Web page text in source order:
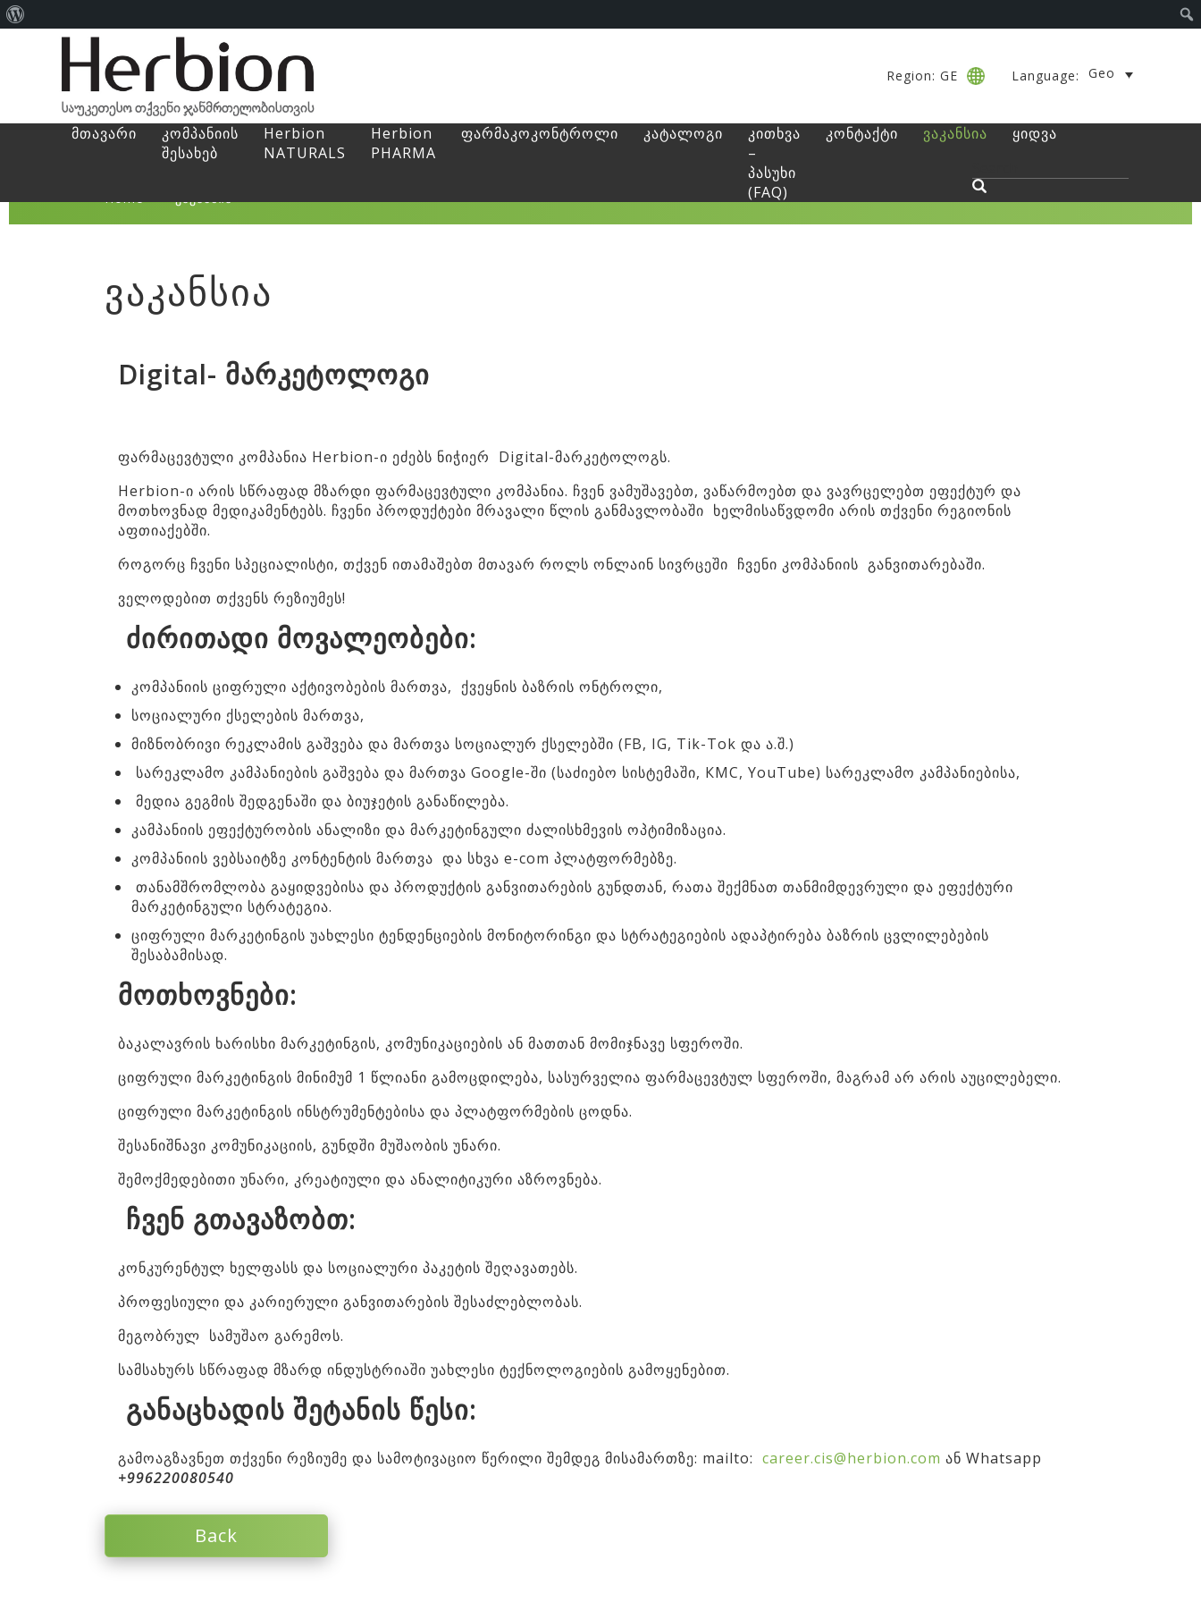
Region: GE Language: Geo
მთავარი
კომპანიის
შესახებ
Herbion
NATURALS
Herbion
PHARMA
ფარმაკოკონტროლი კატალოგი
კითხვა
–
პასუხი
(FAQ)
კონტაქტი ვაკანსია ყიდვა
Home > ვაკანსია
ვაკანსია
Digital- მარკეტოლოგი
ფარმაცევტული კომპანია Herbion-ი ეძებს ნიჭიერ Digital-მარკეტოლოგს.
Herbion-ი არის სწრაფად მზარდი ფარმაცევტული კომპანია. ჩვენ ვამუშავებთ, ვაწარმოებთ და ვავრცელებთ ეფექტურ და
მოთხოვნად მედიკამენტებს. ჩვენი პროდუქტები მრავალი წლის განმავლობაში ხელმისაწვდომი არის თქვენი რეგიონის
აფთიაქებში.
როგორც ჩვენი სპეციალისტი, თქვენ ითამაშებთ მთავარ როლს ონლაინ სივრცეში ჩვენი კომპანიის განვითარებაში.
ველოდებით თქვენს რეზიუმეს!
ძირითადი მოვალეობები:
კომპანიის ციფრული აქტივობების მართვა, ქვეყნის ბაზრის ონტროლი,
სოციალური ქსელების მართვა,
მიზნობრივი რეკლამის გაშვება და მართვა სოციალურ ქსელებში (FB, IG, Tik-Tok და ა.შ.)
სარეკლამო კამპანიების გაშვება და მართვა Google-ში (საძიებო სისტემაში, КМС, YouTube) სარეკლამო კამპანიებისა,
მედია გეგმის შედგენაში და ბიუჯეტის განაწილება.
კამპანიის ეფექტურობის ანალიზი და მარკეტინგული ძალისხმევის ოპტიმიზაცია.
კომპანიის ვებსაიტზე კონტენტის მართვა და სხვა e-com პლატფორმებზე.
თანამშრომლობა გაყიდვებისა და პროდუქტის განვითარების გუნდთან, რათა შექმნათ თანმიმდევრული და ეფექტური
მარკეტინგული სტრატეგია.
ციფრული მარკეტინგის უახლესი ტენდენციების მონიტორინგი და სტრატეგიების ადაპტირება ბაზრის ცვლილებების
შესაბამისად.
მოთხოვნები:
ბაკალავრის ხარისხი მარკეტინგის, კომუნიკაციების ან მათთან მომიჯნავე სფეროში.
ციფრული მარკეტინგის მინიმუმ 1 წლიანი გამოცდილება, სასურველია ფარმაცევტულ სფეროში, მაგრამ არ არის აუცილებელი.
ციფრული მარკეტინგის ინსტრუმენტებისა და პლატფორმების ცოდნა.
შესანიშნავი კომუნიკაციის, გუნდში მუშაობის უნარი.
შემოქმედებითი უნარი, კრეატიული და ანალიტიკური აზროვნება.
ჩვენ გთავაზობთ:
კონკურენტულ ხელფასს და სოციალური პაკეტის შეღავათებს.
პროფესიული და კარიერული განვითარების შესაძლებლობას.
მეგობრულ სამუშაო გარემოს.
სამსახურს სწრაფად მზარდ ინდუსტრიაში უახლესი ტექნოლოგიების გამოყენებით.
განაცხადის შეტანის წესი:
გამოაგზავნეთ თქვენი რეზიუმე და სამოტივაციო წერილი შემდეგ მისამართზე: mailto: career.cis@herbion.com ან Whatsapp
+996220080540
Back
WordPress